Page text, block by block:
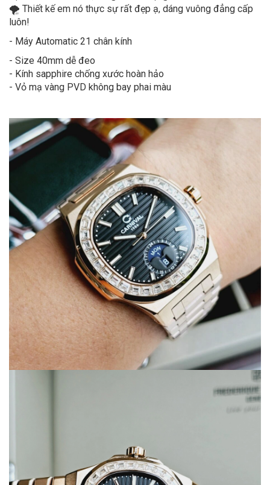
🌪 Thiết kế em nó thực sự rất đẹp ạ, dáng vuông đẳng cấp
luôn!
- Máy Automatic 21 chân kính
- Size 40mm dễ đeo
- Kính sapphire chống xước hoàn hảo
- Vỏ mạ vàng PVD không bay phai màu